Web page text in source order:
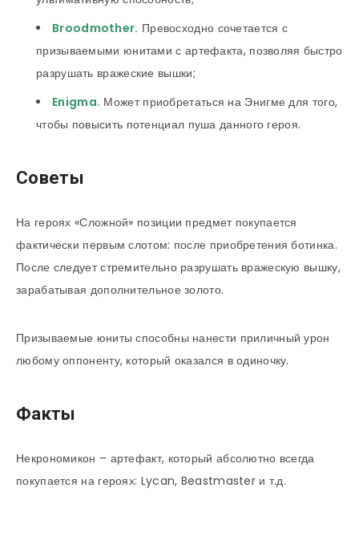
Broodmother. Превосходно сочетается с
призываемыми юнитами с артефакта, позволяя быстро
разрушать вражеские вышки;
Enigma. Может приобретаться на Энигме для того,
чтобы повысить потенциал пуша данного героя.
Советы
На героях «Сложной» позиции предмет покупается
фактически первым слотом: после приобретения ботинка.
После следует стремительно разрушать вражескую вышку,
зарабатывая дополнительное золото.
Призываемые юниты способны нанести приличный урон
любому оппоненту, который оказался в одиночку.
Факты
Некрономикон – артефакт, который абсолютно всегда
покупается на героях: Lycan, Beastmaster и т.д.